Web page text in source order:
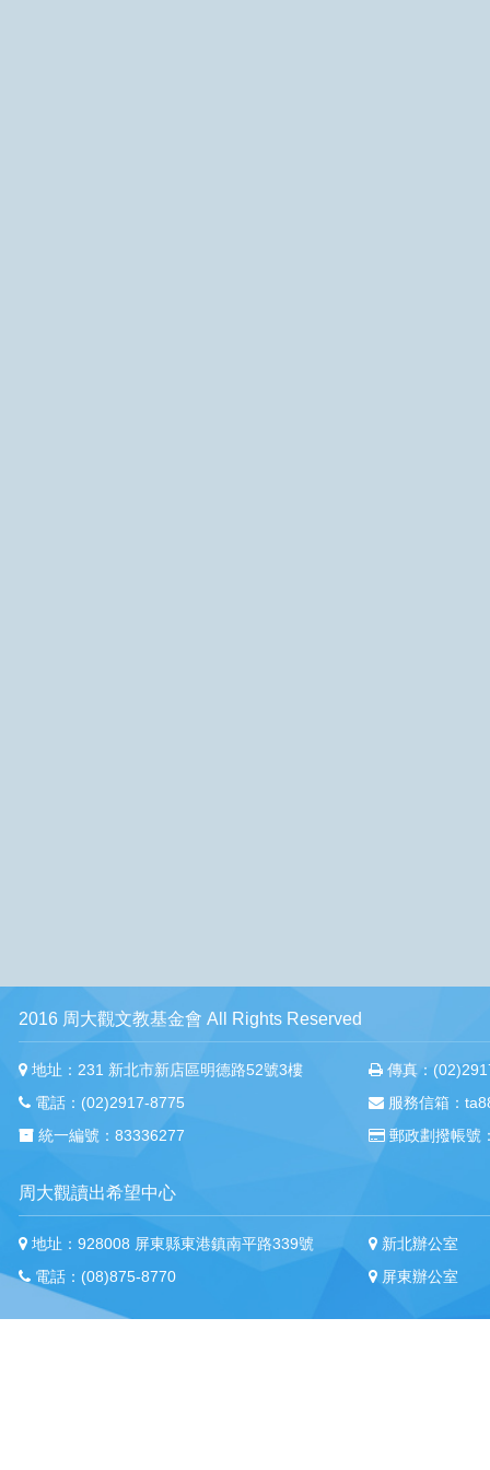
2016 周大觀文教基金會 All Rights Reserved
地址：231 新北市新店區明德路52號3樓
電話：(02)2917-8775
統一編號：83336277
傳真：
服務信箱：
郵政劃撥帳號
周大觀讀出希望中心
地址：928008 屏東縣東港鎮南平路339號
電話：(08)875-8770
新北辦公室
屏東辦公室